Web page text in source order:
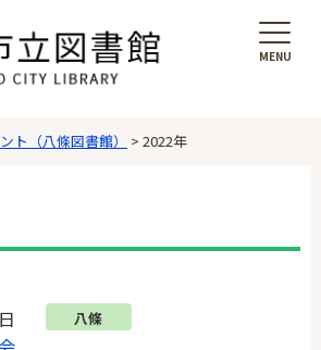
MENU
ト（八條図書館） > 2022年
八條